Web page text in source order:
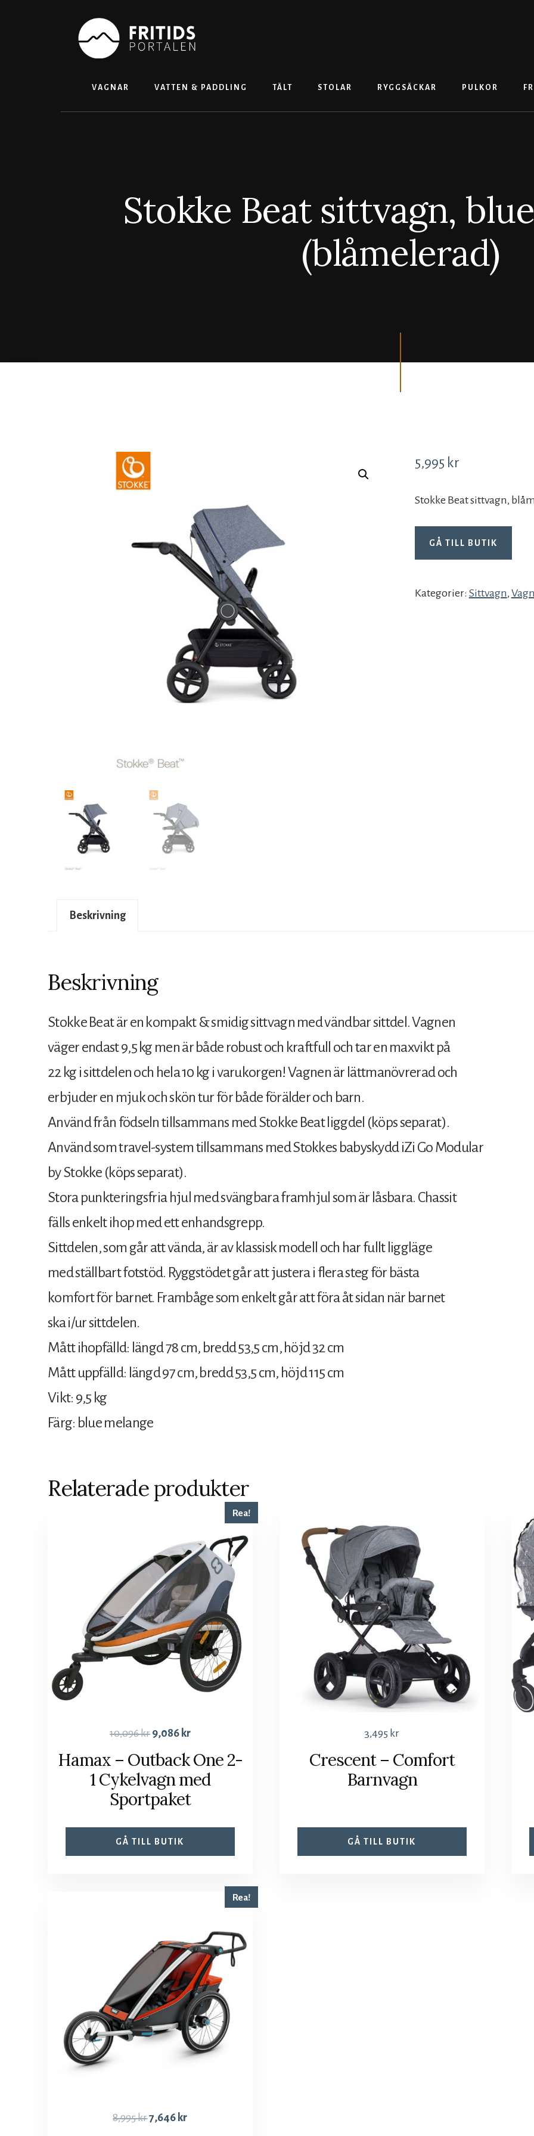
VAGNAR VATTEN & PADDLING TÄLT STOLAR RYGGSÄCKAR PULKOR
Stokke Beat sittvagn,
(blåmelerad)
5,995 kr
Stokke Beat sittvagn,
GÅ TILL BUTIK
Kategorier: Sittvagn,
Beskrivning
Beskrivning
Stokke Beat är en kompakt & smidig sittvagn med vändbar sittdel. Vagnen
väger endast 9,5 kg men är både robust och kraftfull och tar en maxvikt på
22 kg i sittdelen och hela 10 kg i varukorgen! Vagnen är lättmanövrerad och
erbjuder en mjuk och skön tur för både förälder och barn.
Använd från födseln tillsammans med Stokke Beat liggdel (köps separat).
Använd som travel-system tillsammans med Stokkes babyskydd iZi Go Modular
by Stokke (köps separat).
Stora punkteringsfria hjul med svängbara framhjul som är låsbara. Chassit
fälls enkelt ihop med ett enhandsgrepp.
Sittdelen, som går att vända, är av klassisk modell och har fullt liggläge
med ställbart fotstöd. Ryggstödet går att justera i flera steg för bästa
komfort för barnet. Frambåge som enkelt går att föra åt sidan när barnet
ska i/ur sittdelen.
Mått ihopfälld: längd 78 cm, bredd 53,5 cm, höjd 32 cm
Mått uppfälld: längd 97 cm, bredd 53,5 cm, höjd 115 cm
Vikt: 9,5 kg
Färg: blue melange
Relaterade produkter
Rea!
10,096kr 9,086 kr
Hamax – Outback One 2-
1 Cykelvagn med
Sportpaket
GÅ TILL BUTIK
3,495 kr
Crescent – Comfort
Barnvagn
GÅ TILL BUTIK
Rea!
8,995kr7,646 kr